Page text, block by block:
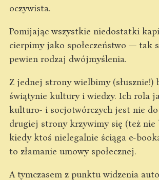
oczywista.
Pomijając wszystkie niedostatki
cierpimy jako społeczeństwo — tak
pewien rodzaj dwójmyślenia.
Z jednej strony wielbimy
świątynie kultury i wiedzy. Ich rola
kulturo- i socjotwórczych jest nie do
drugiej strony krzywimy się (też nie
kiedy ktoś nielegalnie ściąga e-
to złamanie umowy społecznej.
A tymczasem z punktu widzenia